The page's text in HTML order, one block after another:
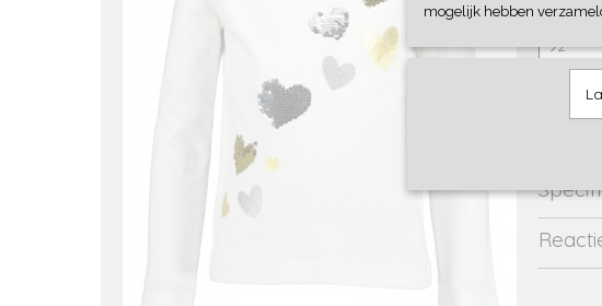
Blue
mogelijk hebben